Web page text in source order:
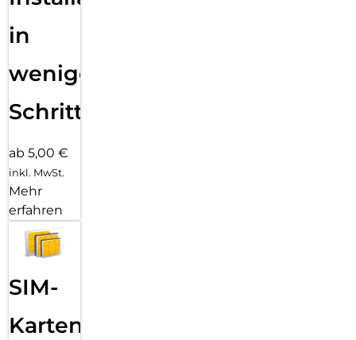
in
wenigen
Schritten
ab 5,00 €
inkl. MwSt.
Mehr
erfahren
SIM-
Karten